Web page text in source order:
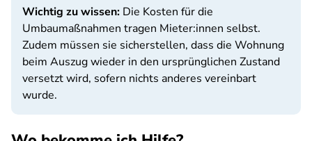
Wichtig zu wissen: Die Kosten für die
Umbaumaßnahmen tragen Mieter:innen selbst.
Zudem müssen sie sicherstellen, dass die Wohnung
beim Auszug wieder in den ursprünglichen Zustand
versetzt wird, sofern nichts anderes vereinbart
wurde.